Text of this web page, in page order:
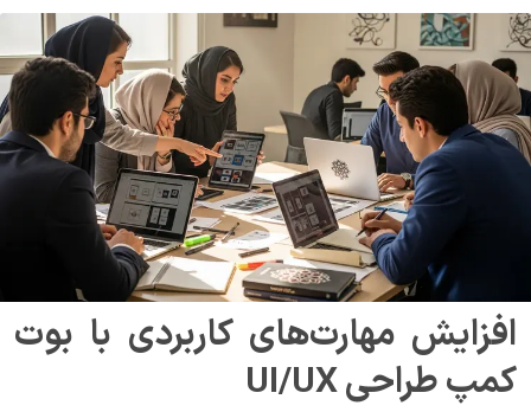
افزایش مهارت‌‌های کاربردی با بوت
کمپ طراحی UI/UX